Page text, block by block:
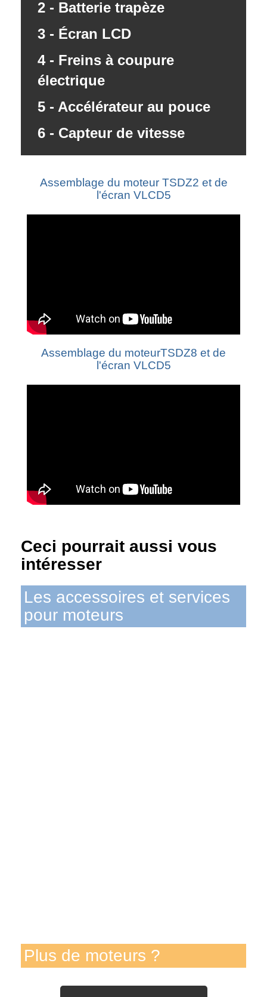
2 - Batterie trapèze
3 - Écran LCD
4 - Freins à coupure
électrique
5 - Accélérateur au pouce
6 - Capteur de vitesse
Assemblage du moteur TSDZ2 et de
l'écran VLCD5
Assemblage du moteurTSDZ8 et de
l'écran VLCD5
Ceci pourrait aussi vous
intéresser
Les accessoires et services
pour moteurs
Plus de moteurs ?